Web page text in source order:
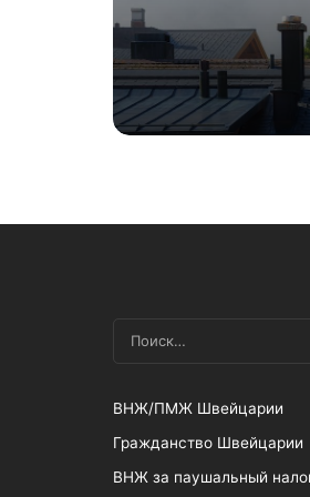
ВНЖ/ПМЖ Швейцарии
Гражданство Швейцарии
ВНЖ за паушальный